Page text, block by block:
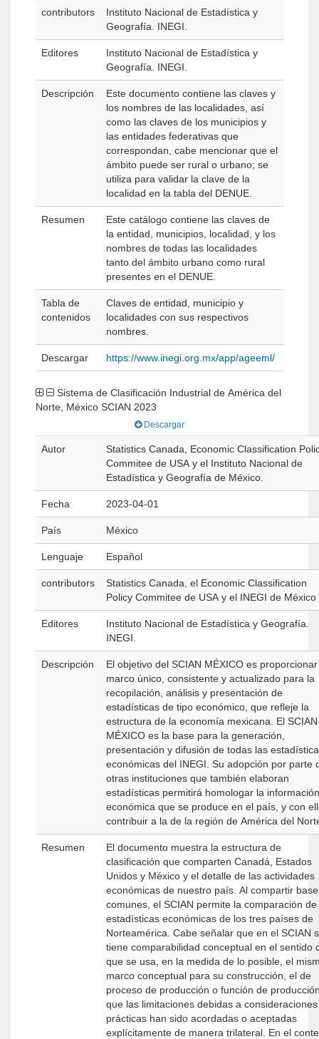
contributors
Instituto Nacional de Estadística y
Geografía. INEGI.
Editores
Instituto Nacional de Estadística y
Geografía. INEGI.
Descripción
Este documento contiene las claves y
los nombres de las localidades, así
como las claves de los municipios y
las entidades federativas que
correspondan, cabe mencionar que el
ámbito puede ser rural o urbano; se
utiliza para validar la clave de la
localidad en la tabla del DENUE.
Resumen
Este catálogo contiene las claves de
la entidad, municipios, localidad, y los
nombres de todas las localidades
tanto del ámbito urbano como rural
presentes en el DENUE.
Tabla de
contenidos
Claves de entidad, municipio y
localidades con sus respectivos
nombres.
Descargar https://www.inegi.org.mx/app/ageeml/
Norte, México SCIAN 2023
Descargar
Autor
Statistics Canada, Economic Classification
Commitee de USA y el Instituto Nacional de
Estadística y Geografía de México.
Fecha 2023-04-01
País México
Lenguaje Español
contributors
Statistics Canada, el Economic Classification
Policy Commitee de USA y el INEGI de México
Editores
Instituto Nacional de Estadística y Geografía.
INEGI.
Descripción
El objetivo del SCIAN MÉXICO es
marco único, consistente y actualizado para la
recopilación, análisis y presentación de
estadísticas de tipo económico, que refleje la
estructura de la economía mexicana. El SCIAN
MÉXICO es la base para la generación,
presentación y difusión de todas las
económicas del INEGI. Su adopción por parte
otras instituciones que también elaboran
estadísticas permitirá homologar la información
económica que se produce en el país, y con
contribuir a la de la región de América del
Resumen
El documento muestra la estructura de
clasificación que comparten Canadá, Estados
Unidos y México y el detalle de las actividades
económicas de nuestro país. Al compartir
comunes, el SCIAN permite la comparación de
estadísticas económicas de los tres países de
Norteamérica. Cabe señalar que en el SCIAN
tiene comparabilidad conceptual en el sentido
que se usa, en la medida de lo posible, el
marco conceptual para su construcción, el de
proceso de producción o función de
que las limitaciones debidas a consideraciones
prácticas han sido acordadas o aceptadas
explícitamente de manera trilateral. En el